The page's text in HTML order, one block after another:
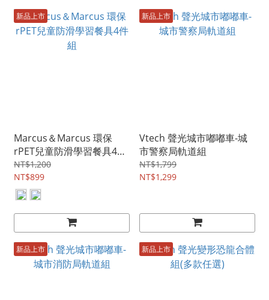
新品上市
Marcus＆Marcus 環保
rPET兒童防滑學習餐具4件
組
NT$1,200
NT$899
新品上市
Vtech 聲光城市嘟嘟車-城
市警察局軌道組
NT$1,799
NT$1,299
新品上市 新品上市